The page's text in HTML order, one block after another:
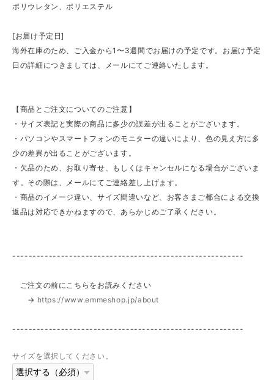
ポリウレタン、ポリエステル
[お届け予定日]
海外在庫のため、ご入金から1〜3週間でお届けの予定です。お届け予定
日の詳細につきましては、メールにてご連絡いたします。
【商品とご注文についてのご注意】
・サイズ表記と実際の商品に多少の誤差が出ることがございます。
・パソコンやスマートフォンのモニターの違いにより、色の見え方に多
少の差異が出ることがございます。
・欠品のため、お取り寄せ、もしくはキャンセルになる場合がございま
す。その際は、メールにてご連絡差し上げます。
・商品のイメージ違い、サイズ間違いなど、お客さまご都合による交換
返品は対応できかねますので、あらかじめご了承ください。
---------------------------------------------------------
ご注文の前にこちらをお読みください
→ https://www.emmeshop.jp/about
---------------------------------------------------------
サイズを選択してください。